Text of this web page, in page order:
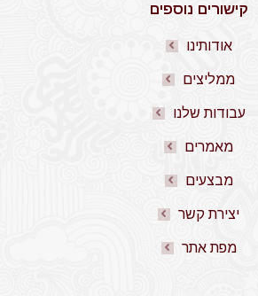
קישורים נוספים
אודותינו
ממליצים
עבודות שלנו
מאמרים
מבצעים
יצירת קשר
מפת אתר